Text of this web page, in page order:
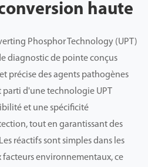
haute
Phosphor Technology (UPT)
diagnostic de pointe conçus
précise des agents pathogènes
parti d'une technologie UPT
et une spécificité
tout en garantissant des
réactifs sont simples dans les
facteurs environnementaux, ce